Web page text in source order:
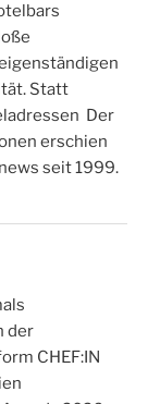
Statt
Der
erschien
seit 1999.
der
CHEF:IN